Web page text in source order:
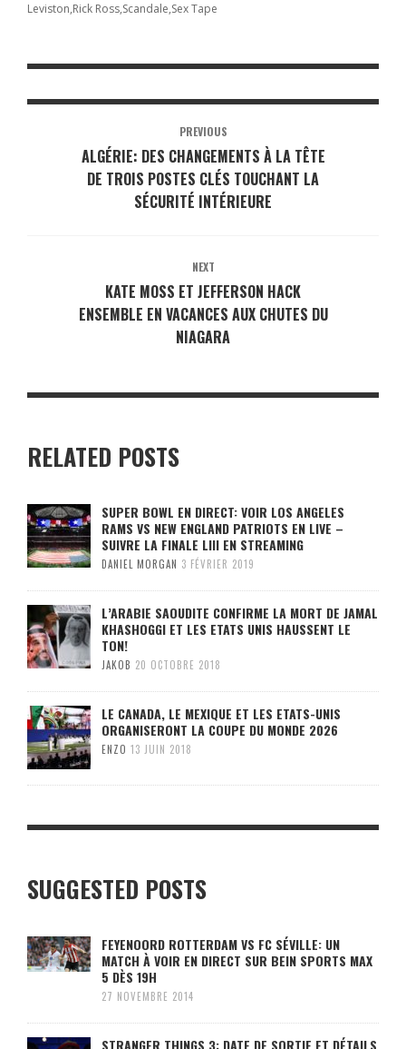
Leviston Rick Ross Scandale Sex Tape
PREVIOUS
ALGÉRIE: DES CHANGEMENTS À LA TÊTE
DE TROIS POSTES CLÉS TOUCHANT LA
SÉCURITÉ INTÉRIEURE
NEXT
KATE MOSS ET JEFFERSON HACK
ENSEMBLE EN VACANCES AUX CHUTES DU
NIAGARA
RELATED POSTS
SUPER BOWL EN DIRECT: VOIR LOS ANGELES
RAMS VS NEW ENGLAND PATRIOTS EN LIVE –
SUIVRE LA FINALE LIII EN STREAMING
DANIEL MORGAN 3 FÉVRIER 2019
L’ARABIE SAOUDITE CONFIRME LA MORT DE JAMAL
KHASHOGGI ET LES ETATS UNIS HAUSSENT LE
TON!
JAKOB 20 OCTOBRE 2018
LE CANADA, LE MEXIQUE ET LES ETATS-UNIS
ORGANISERONT LA COUPE DU MONDE 2026
ENZO 13 JUIN 2018
SUGGESTED POSTS
FEYENOORD ROTTERDAM VS FC SÉVILLE: UN
MATCH À VOIR EN DIRECT SUR BEIN SPORTS MAX
5 DÈS 19H
27 NOVEMBRE 2014